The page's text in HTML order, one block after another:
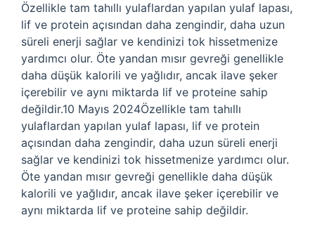
Özellikle tam tahıllı yulaflardan yapılan yulaf lapası,
lif ve protein açısından daha zengindir, daha uzun
süreli enerji sağlar ve kendinizi tok hissetmenize
yardımcı olur. Öte yandan mısır gevreği genellikle
daha düşük kalorili ve yağlıdır, ancak ilave şeker
içerebilir ve aynı miktarda lif ve proteine ​​sahip
değildir.10 Mayıs 2024Özellikle tam tahıllı
yulaflardan yapılan yulaf lapası, lif ve protein
açısından daha zengindir, daha uzun süreli enerji
sağlar ve kendinizi tok hissetmenize yardımcı olur.
Öte yandan mısır gevreği genellikle daha düşük
kalorili ve yağlıdır, ancak ilave şeker içerebilir ve
aynı miktarda lif ve proteine ​​sahip değildir.